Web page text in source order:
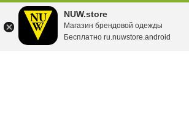
NUW.store
Магазин брендовой одежды
Бесплатно ru.nuwstore.android